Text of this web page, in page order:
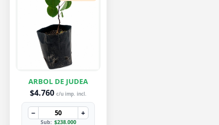
ARBOL DE JUDEA
$4.760 c/u imp. incl.
− +
Sub: $238.000